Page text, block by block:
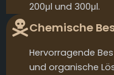
200μl und 300μl.
Chemische
Hervorragende
und organische